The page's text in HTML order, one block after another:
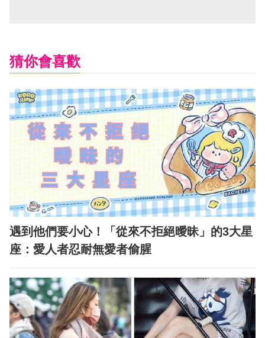
猜你會喜歡
遇到他們要小心！「從來不拒絕曖昧」的3大星
座：愛人者忍耐無愛者偷腥